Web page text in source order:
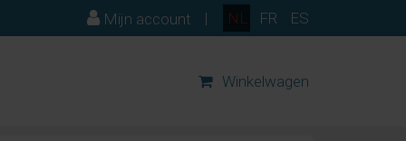
NL FR ES
Mijn account |
Winkelwagen